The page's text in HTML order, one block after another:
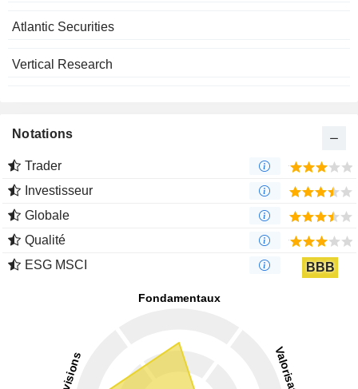
Atlantic Securities
Vertical Research
Notations
Trader
Investisseur
Globale
Qualité
ESG MSCI
BBB